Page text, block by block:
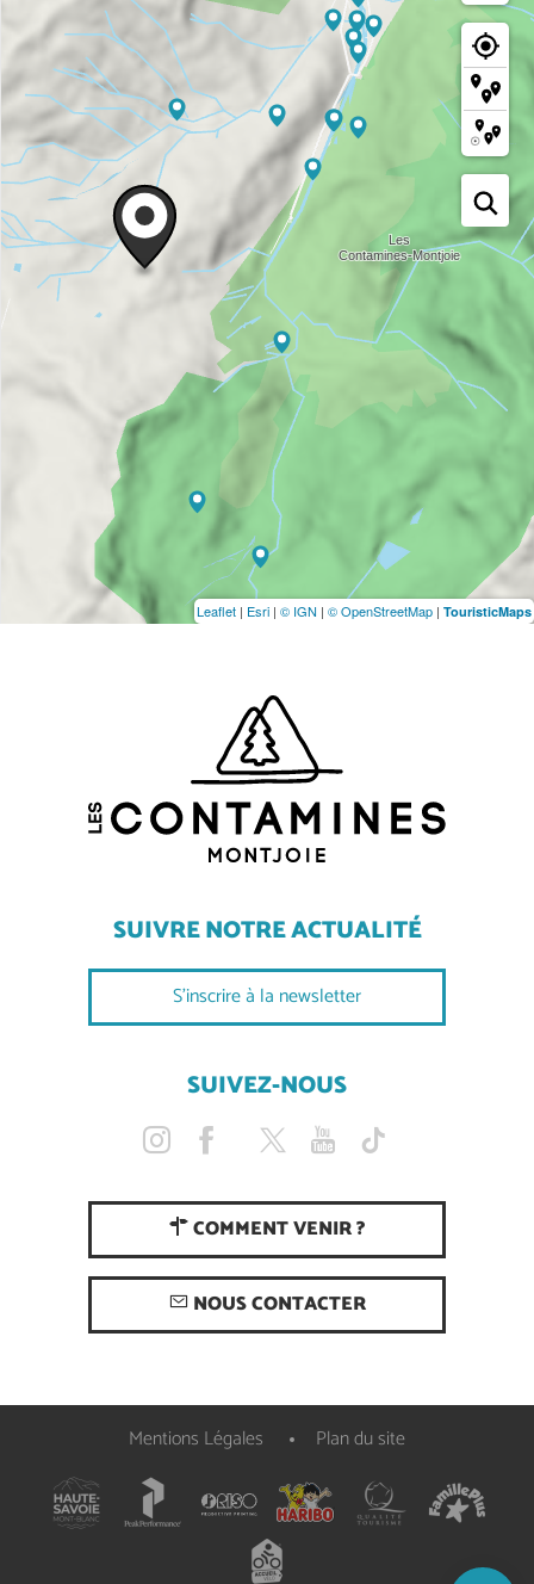
Description
Carte
Leaflet | Esri | © IGN | © OpenStreetMap | TouristicMaps
SUIVRE NOTRE ACTUALITÉ
S'inscrire à la newsletter
SUIVEZ-NOUS
COMMENT VENIR ?
NOUS CONTACTER
Mentions Légales Plan du site